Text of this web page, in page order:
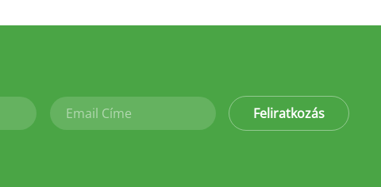
Feliratkozás